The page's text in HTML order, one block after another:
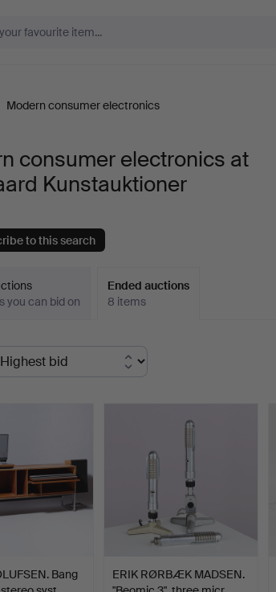
Modern consumer electronics
consumer electronics at
Kunstauktioner
to this search
you can bid on
Ended auctions
8 items
Bang
ERIK RØRBÆK MADSEN.